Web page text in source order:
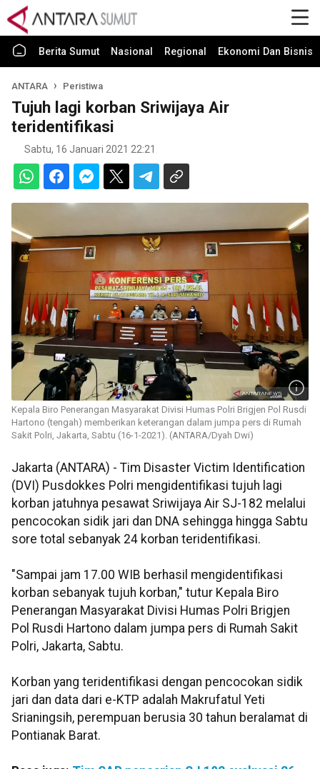
Berita Sumut Nasional Regional Ekonomi Dan Bisnis
ANTARA Peristiwa
Tujuh lagi korban Sriwijaya Air
teridentifikasi
Sabtu, 16 Januari 2021 22:21
Kepala Biro Penerangan Masyarakat Divisi Humas Polri Brigjen Pol Rusdi
Hartono (tengah) memberikan keterangan dalam jumpa pers di Rumah
Sakit Polri, Jakarta, Sabtu (16-1-2021). (ANTARA/Dyah Dwi)
Jakarta (ANTARA) - Tim Disaster Victim Identification
(DVI) Pusdokkes Polri mengidentifikasi tujuh lagi
korban jatuhnya pesawat Sriwijaya Air SJ-182 melalui
pencocokan sidik jari dan DNA sehingga hingga Sabtu
sore total sebanyak 24 korban teridentifikasi.
"Sampai jam 17.00 WIB berhasil mengidentifikasi
korban sebanyak tujuh korban," tutur Kepala Biro
Penerangan Masyarakat Divisi Humas Polri Brigjen
Pol Rusdi Hartono dalam jumpa pers di Rumah Sakit
Polri, Jakarta, Sabtu.
Korban yang teridentifikasi dengan pencocokan sidik
jari dan data dari e-KTP adalah Makrufatul Yeti
Srianingsih, perempuan berusia 30 tahun beralamat di
Pontianak Barat.